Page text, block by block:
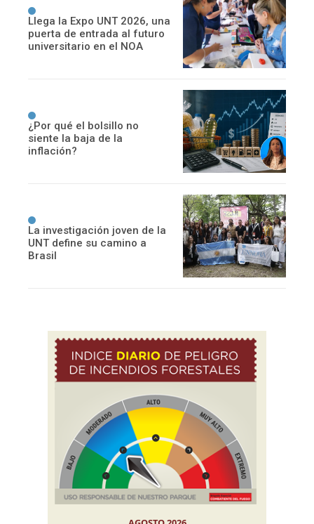
Llega la Expo UNT 2026, una
puerta de entrada al futuro
universitario en el NOA
¿Por qué el bolsillo no
siente la baja de la
inflación?
La investigación joven de la
UNT define su camino a
Brasil